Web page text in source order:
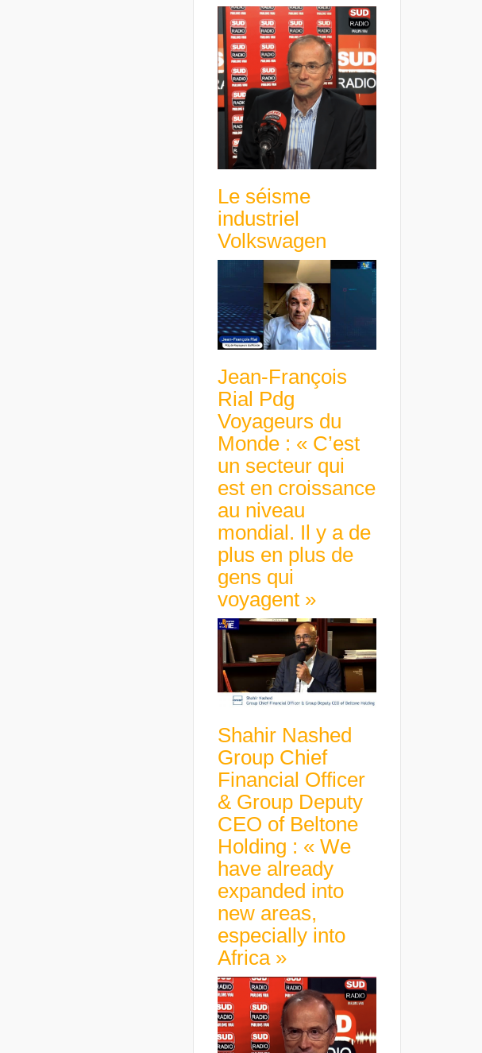
Le séisme
industriel
Volkswagen
Jean-François
Rial Pdg
Voyageurs du
Monde : « C’est
un secteur qui
est en croissance
au niveau
mondial. Il y a de
plus en plus de
gens qui
voyagent »
Shahir Nashed
Group Chief
Financial Officer
& Group Deputy
CEO of Beltone
Holding : « We
have already
expanded into
new areas,
especially into
Africa »